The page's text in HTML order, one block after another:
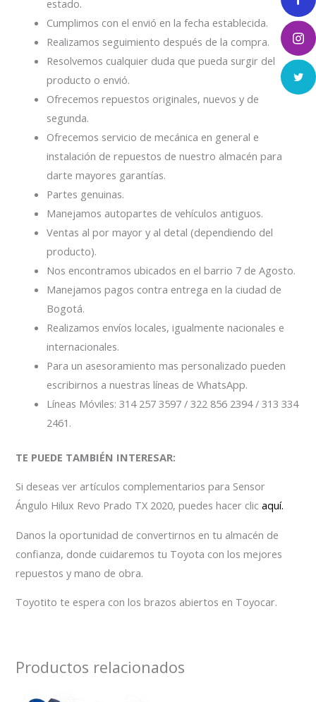
estado.
Cumplimos con el envió en la fecha establecida.
Realizamos seguimiento después de la compra.
Resolvemos cualquier duda que pueda surgir del
producto o envió.
Ofrecemos repuestos originales, nuevos y de
segunda.
Ofrecemos servicio de mecánica en general e
instalación de repuestos de nuestro almacén para
darte mayores garantías.
Partes genuinas.
Manejamos autopartes de vehículos antiguos.
Ventas al por mayor y al detal (dependiendo del
producto).
Nos encontramos ubicados en el barrio 7 de Agosto.
Manejamos pagos contra entrega en la ciudad de
Bogotá.
Realizamos envíos locales, igualmente nacionales e
internacionales.
Para un asesoramiento mas personalizado pueden
escribirnos a nuestras líneas de WhatsApp.
Líneas Móviles: 314 257 3597 / 322 856 2394 / 313 334
2461.
TE PUEDE TAMBIÉN INTERESAR:
Si deseas ver artículos complementarios para Sensor
Ángulo Hilux Revo Prado TX 2020, puedes hacer clicaquí.
Danos la oportunidad de convertirnos en tu almacén de
confianza, donde cuidaremos tu Toyota con los mejores
repuestos y mano de obra.
Toyotito te espera con los brazos abiertos en Toyocar.
Productos relacionados